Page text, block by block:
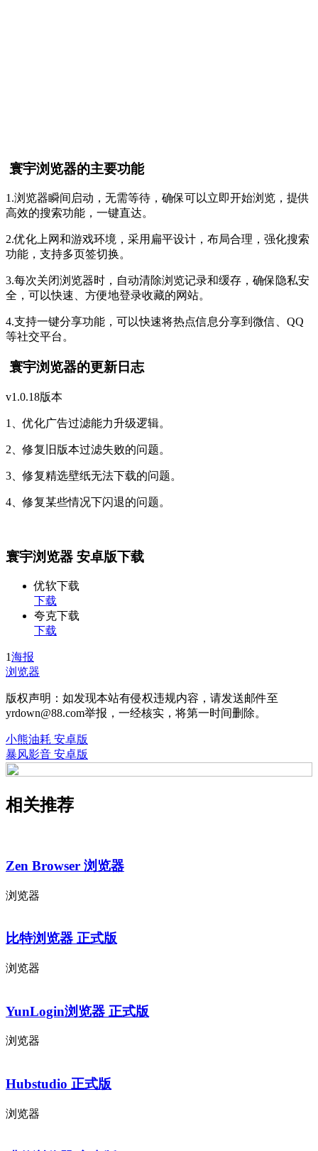
寰宇浏览器的主要功能
1.浏览器瞬间启动，无需等待，确保可以立即开始浏览，提供
高效的搜索功能，一键直达。
2.优化上网和游戏环境，采用扁平设计，布局合理，强化搜索
功能，支持多页签切换。
3.每次关闭浏览器时，自动清除浏览记录和缓存，确保隐私安
全，可以快速、方便地登录收藏的网站。
4.支持一键分享功能，可以快速将热点信息分享到微信、QQ
等社交平台。
寰宇浏览器的更新日志
v1.0.18版本
1、优化广告过滤能力升级逻辑。
2、修复旧版本过滤失败的问题。
3、修复精选壁纸无法下载的问题。
4、修复某些情况下闪退的问题。
寰宇浏览器 安卓版下载
优软下载
下载
夸克下载
下载
1海报
浏览器
版权声明：如发现本站有侵权违规内容，请发送邮件至
yrdown@88.com举报，一经核实，将第一时间删除。
小熊油耗 安卓版
暴风影音 安卓版
相关推荐
Zen Browser 浏览器
浏览器
比特浏览器 正式版
浏览器
YunLogin浏览器 正式版
浏览器
Hubstudio 正式版
浏览器